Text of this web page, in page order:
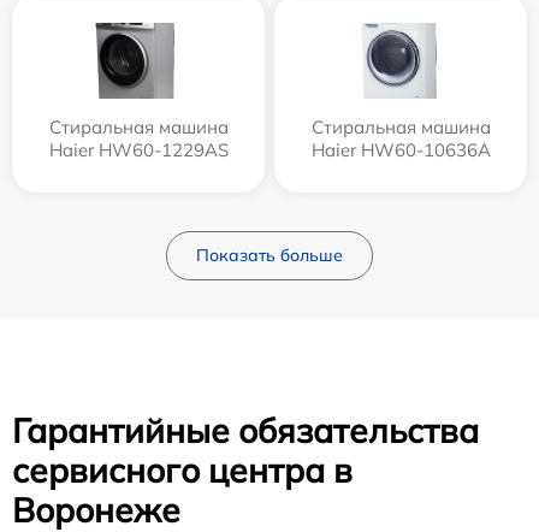
Стиральная машина
Haier HW60-1229AS
Стиральная машина
Haier HW60-10636A
Показать больше
Гарантийные обязательства
сервисного центра в
Воронеже